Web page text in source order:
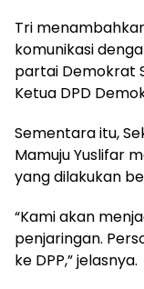
Tri
komunikasi
partai Demokrat
Ketua DPD
Sementara itu,
Mamuju Yuslifar
yang dilakukan
“Kami akan
penjaringan.
ke DPP,” jelasnya.